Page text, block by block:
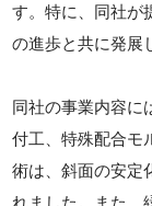
す。特に、同社が
の進歩と共に発展
同社の事業内容に
付工、特殊配合モ
術は、斜面の安定
れました。また、